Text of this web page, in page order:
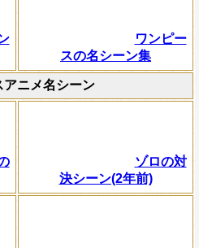
ワンピー
スの名シーン集
アニメ名シーン
ゾロの対
決シーン(2年前)